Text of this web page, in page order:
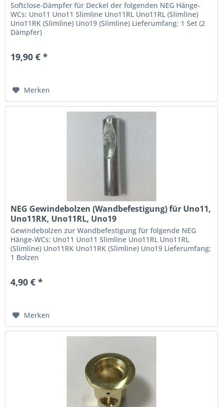
Softclose-Dämpfer für Deckel der folgenden NEG Hänge-
WCs: Uno11 Uno11 Slimline Uno11RL Uno11RL (Slimline)
Uno11RK (Slimline) Uno19 (Slimline) Lieferumfang: 1 Set (2
Dämpfer)
19,90 € *
Merken
NEG Gewindebolzen (Wandbefestigung) für Uno11,
Uno11RK, Uno11RL, Uno19
Gewindebolzen zur Wandbefestigung für folgende NEG
Hänge-WCs: Uno11 Uno11 Slimline Uno11RL Uno11RL
(Slimline) Uno11RK Uno11RK (Slimline) Uno19 Lieferumfang:
1 Bolzen
4,90 € *
Merken